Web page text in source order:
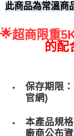
此商品為常溫商
🌟超商限重
的
保存期限
官網)
本產品規
廠商公布